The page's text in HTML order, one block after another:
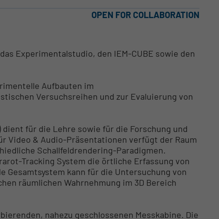
OPEN FOR COLLABORATION
Experimentalstudio, den IEM-CUBE sowie den
Aufbauten im
Versuchsreihen und zur Evaluierung von
für die Lehre sowie für die Forschung und
Video & Audio-Präsentationen verfügt der Raum
Schallfeldrendering-Paradigmen.
Tracking System die örtliche Erfassung von
Gesamtsystem kann für die Untersuchung von
räumlichen Wahrnehmung im 3D Bereich
nahezu geschlossenen Messkabine. Die